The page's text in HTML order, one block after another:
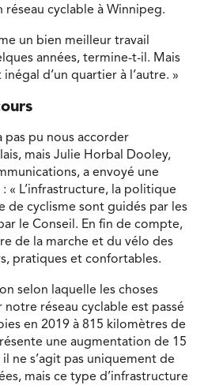
réseau cyclable à Winnipeg.
un bien meilleur travail
années, termine-t-il. Mais
d’un quartier à l’autre. »
pas pu nous accorder
mais Julie Horbal Dooley,
a envoyé une
« L’infrastructure, la politique
de cyclisme sont guidés par les
le Conseil. En fin de compte,
de la marche et du vélo des
pratiques et confortables.
selon laquelle les choses
réseau cyclable est passé
en 2019 à 815 kilomètres de
une augmentation de 15
ne s’agit pas uniquement de
mais ce type d’infrastructure